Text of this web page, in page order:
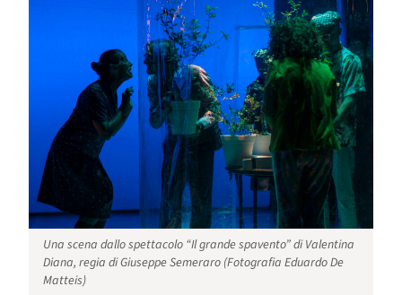
Una scena dallo spettacolo “Il grande spavento” di Valentina
Diana, regia di Giuseppe Semeraro (Fotografia Eduardo De
Matteis)